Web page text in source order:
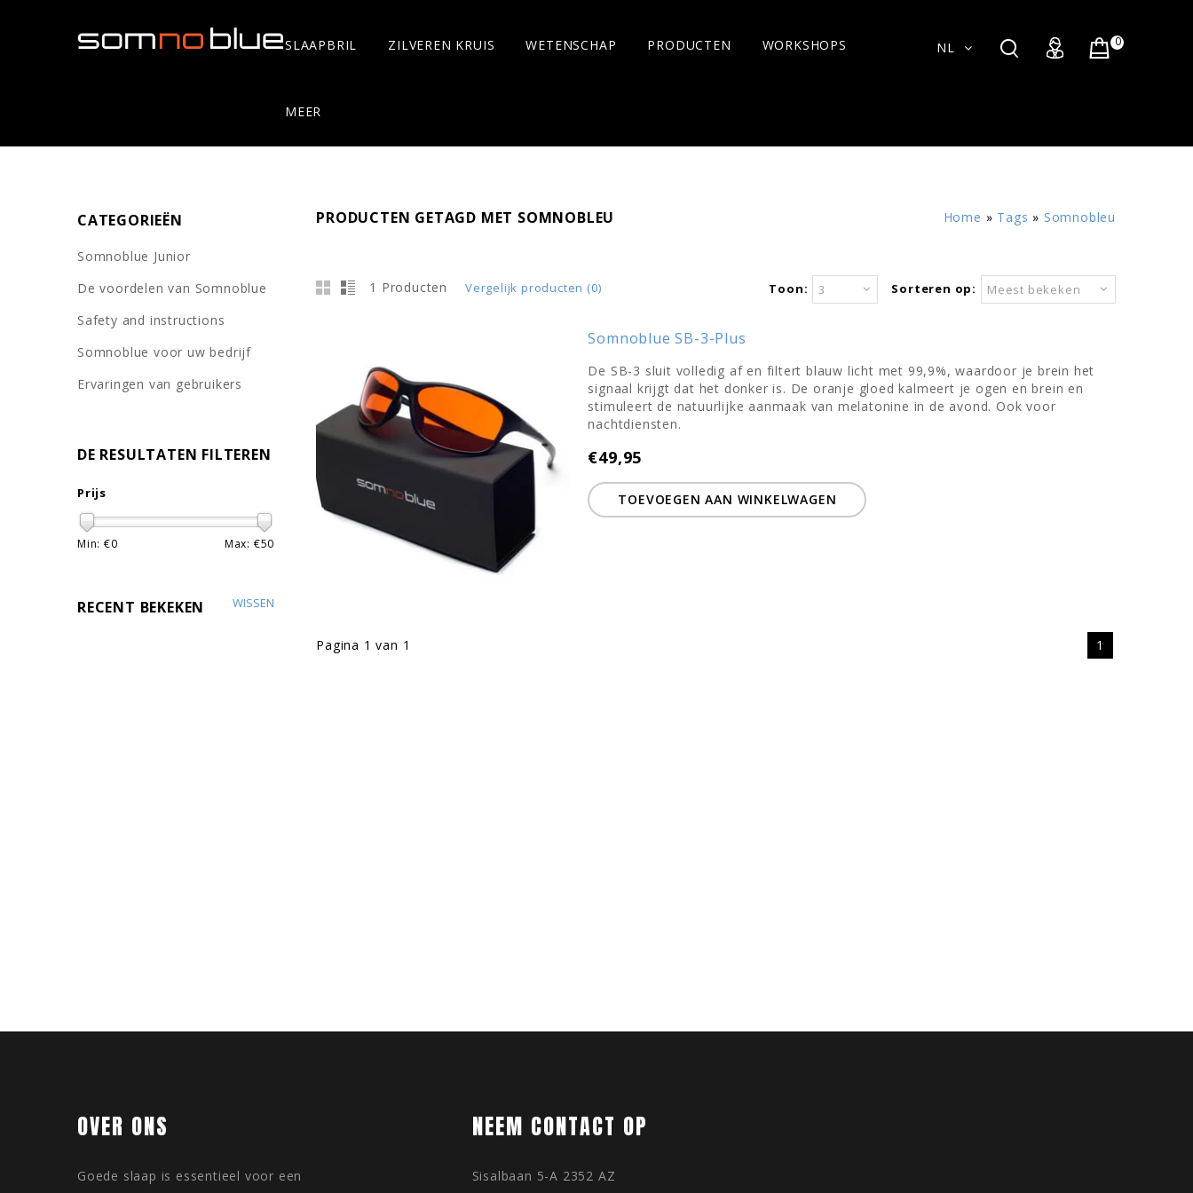
SLAAPBRIL ZILVEREN KRUIS WETENSCHAP PRODUCTEN WORKSHOPS
MEER
0
NL
Home » Tags » Somnobleu
PRODUCTEN GETAGD MET SOMNOBLEU
1 Producten Vergelijk producten (0) Sorteren op: Meest bekeken
Toon: 3
Somnoblue SB-3-Plus
De SB-3 sluit volledig af en filtert blauw licht met 99,9%, waardoor je brein het
signaal krijgt dat het donker is. De oranje gloed kalmeert je ogen en brein en
stimuleert de natuurlijke aanmaak van melatonine in de avond. Ook voor
nachtdiensten.
€49,95
TOEVOEGEN AAN WINKELWAGEN
Pagina 1 van 1 1
CATEGORIEËN
Somnoblue Junior
De voordelen van Somnoblue
Safety and instructions
Somnoblue voor uw bedrijf
Ervaringen van gebruikers
DE RESULTATEN FILTEREN
Prijs
Min: €0 Max: €50
RECENT BEKEKEN WISSEN
OVER ONS
Goede slaap is essentieel voor een
NEEM CONTACT OP
Sisalbaan 5-A 2352 AZ